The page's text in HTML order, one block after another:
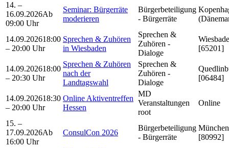
14. –
16.09.2026Ab
09:00 Uhr
Seminar: Bürgerräte
moderieren
Bürgerbeteiligung
- Bürgerräte
14.09.202618:00
– 20:00 Uhr
Sprechen & Zuhören
in Wiesbaden
Sprechen &
Zuhören -
Dialoge
[65201]
14.09.202618:00
– 20:30 Uhr
Sprechen & Zuhören
nach der
Landtagswahl
Sprechen &
Zuhören -
Dialoge
[06484]
14.09.202618:30
– 20:00 Uhr
Online Aktiventreffen
Hessen
MD
Veranstaltungen
root
Online
15. –
17.09.2026Ab
16:00 Uhr
ConsulCon 2026
Bürgerbeteiligung
- Bürgerräte
München
[80992]